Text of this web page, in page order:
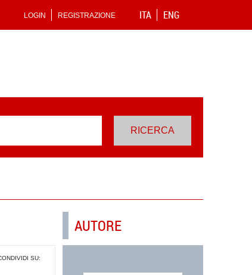
ITA ENG
LOGIN REGISTRAZIONE
SU:
AUTORE